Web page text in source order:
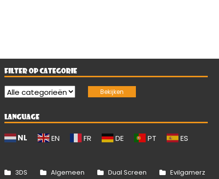
FILTER OP CATEGORIE
LANGUAGE
NL EN FR DE PT ES
3DS Algemeen Dual Screen Evilgamerz